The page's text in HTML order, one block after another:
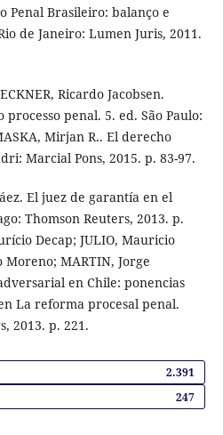
Penal Brasileiro: balanço e
de Janeiro: Lumen Juris, 2011.
Ricardo Jacobsen.
penal. 5. ed. São Paulo:
Mirjan R.. El derecho
Marcial Pons, 2015. p. 83-97.
El juez de garantía en el
Thomson Reuters, 2013. p.
Decap; JULIO, Mauricio
MARTIN, Jorge
en Chile: ponencias
La reforma procesal penal.
2013. p. 221.
2.391
247